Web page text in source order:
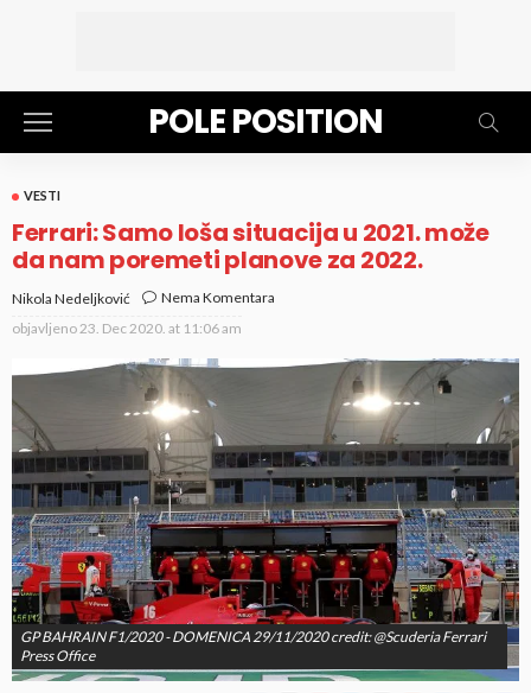
POLE POSITION
VESTI
Ferrari: Samo loša situacija u 2021. može
da nam poremeti planove za 2022.
Nikola Nedeljković
Nema Komentara
objavljeno 23. Dec 2020. at 11:06 am
GP BAHRAIN F1/2020 - DOMENICA 29/11/2020 credit: @Scuderia Ferrari
Press Office